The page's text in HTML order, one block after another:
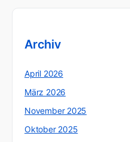
Archiv
April 2026
März 2026
November 2025
Oktober 2025